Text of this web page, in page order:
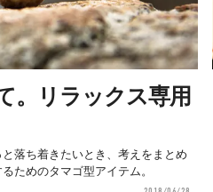
。リラックス専用
落ち着きたいとき、考えをまとめ
ためのタマゴ型アイテム。